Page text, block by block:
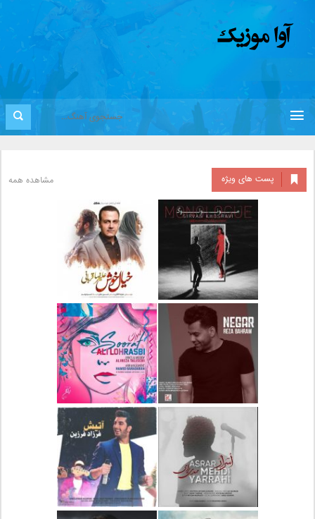
پست های ویژه مشاهده همه
دانلود آلبوم جدید سیروان
خسروی بنام مونولوگ
دانلود آهنگ جدید علیرضا
قربانی بنام خیال خوش
دانلود آهنگ جدید رضا
بهرام بنام نگار
دانلود آهنگ جدید علی
لهراسبی بنام صورت